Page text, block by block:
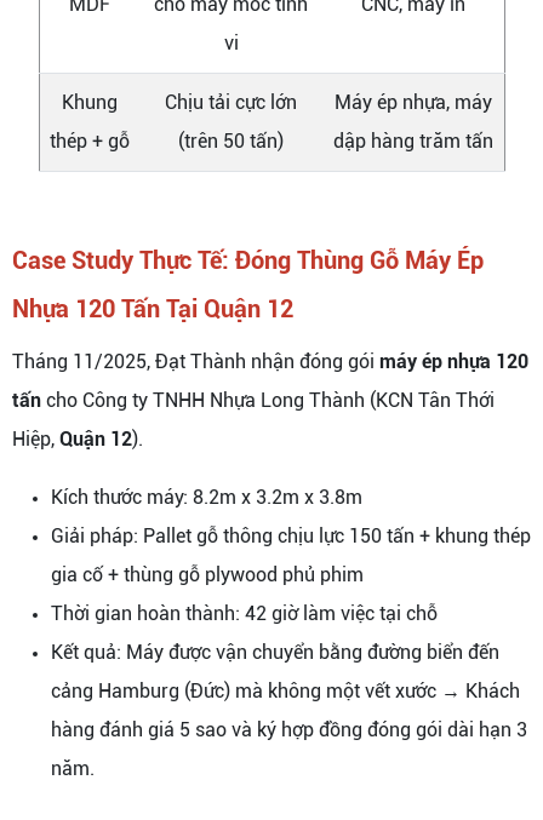
vi
Khung
thép + gỗ
Chịu tải cực lớn
(trên 50 tấn)
Máy ép nhựa, máy
dập hàng trăm tấn
Case Study Thực Tế: Đóng Thùng Gỗ Máy Ép
Nhựa 120 Tấn Tại Quận 12
Tháng 11/2025, Đạt Thành nhận đóng gói máy ép nhựa 120
tấn cho Công ty TNHH Nhựa Long Thành (KCN Tân Thới
Hiệp, Quận 12).
Kích thước máy: 8.2m x 3.2m x 3.8m
Giải pháp: Pallet gỗ thông chịu lực 150 tấn + khung thép
gia cố + thùng gỗ plywood phủ phim
Thời gian hoàn thành: 42 giờ làm việc tại chỗ
Kết quả: Máy được vận chuyển bằng đường biển đến
cảng Hamburg (Đức) mà không một vết xước → Khách
hàng đánh giá 5 sao và ký hợp đồng đóng gói dài hạn 3
năm.